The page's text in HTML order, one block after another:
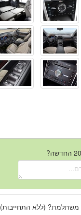
משתלמת? (ללא התחייבות)